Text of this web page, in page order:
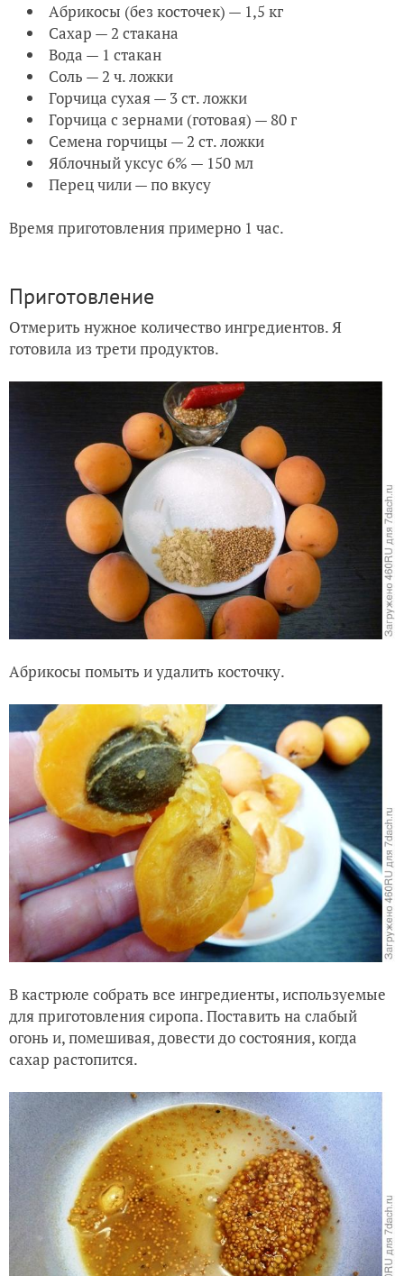
Абрикосы (без косточек) — 1,5 кг
Сахар — 2 стакана
Вода — 1 стакан
Соль — 2 ч. ложки
Горчица сухая — 3 ст. ложки
Горчица с зернами (готовая) — 80 г
Семена горчицы — 2 ст. ложки
Яблочный уксус 6% — 150 мл
Перец чили — по вкусу
Время приготовления примерно 1 час.
Приготовление
Отмерить нужное количество ингредиентов. Я
готовила из трети продуктов.
Абрикосы помыть и удалить косточку.
В кастрюле собрать все ингредиенты, используемые
для приготовления сиропа. Поставить на слабый
огонь и, помешивая, довести до состояния, когда
сахар растопится.